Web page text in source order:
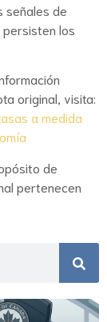
señales de
los
original, visita:
a medida
de
pertenecen